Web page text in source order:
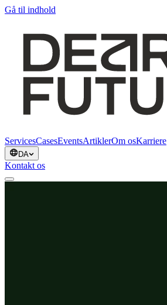
Gå til indhold
ServicesCasesEventsArtiklerOm osKarriere
DA
Kontakt os